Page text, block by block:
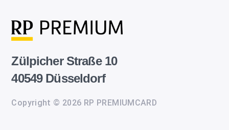
Zülpicher Straße 10
40549 Düsseldorf
Copyright © 2026 RP PREMIUMCARD